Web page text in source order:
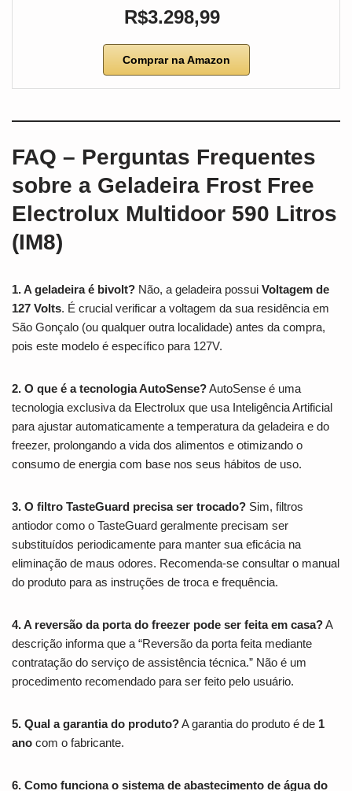
R$3.298,99
Comprar na Amazon
FAQ – Perguntas Frequentes
sobre a Geladeira Frost Free
Electrolux Multidoor 590 Litros
(IM8)
1. A geladeira é bivolt? Não, a geladeira possui Voltagem de
127 Volts. É crucial verificar a voltagem da sua residência em
São Gonçalo (ou qualquer outra localidade) antes da compra,
pois este modelo é específico para 127V.
2. O que é a tecnologia AutoSense?AutoSense é uma
tecnologia exclusiva da Electrolux que usa Inteligência Artificial
para ajustar automaticamente a temperatura da geladeira e do
freezer, prolongando a vida dos alimentos e otimizando o
consumo de energia com base nos seus hábitos de uso.
3. O filtro TasteGuard precisa ser trocado? Sim, filtros
antiodor como o TasteGuard geralmente precisam ser
substituídos periodicamente para manter sua eficácia na
eliminação de maus odores. Recomenda-se consultar o manual
do produto para as instruções de troca e frequência.
4. A reversão da porta do freezer pode ser feita em casa?A
descrição informa que a “Reversão da porta feita mediante
contratação do serviço de assistência técnica.” Não é um
procedimento recomendado para ser feito pelo usuário.
5. Qual a garantia do produto?A garantia do produto é de 1
ano com o fabricante.
6. Como funciona o sistema de abastecimento de água do